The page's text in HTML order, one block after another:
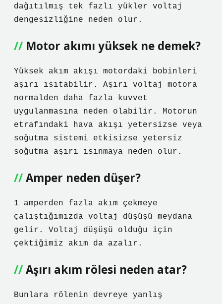
dağıtılmış tek fazlı yükler voltaj
dengesizliğine neden olur.
Motor akımı yüksek ne demek?
Yüksek akım akışı motordaki bobinleri
aşırı ısıtabilir. Aşırı voltaj motora
normalden daha fazla kuvvet
uygulanmasına neden olabilir. Motorun
etrafındaki hava akışı yetersizse veya
soğutma sistemi etkisizse yetersiz
soğutma aşırı ısınmaya neden olur.
Amper neden düşer?
1 amperden fazla akım çekmeye
çalıştığımızda voltaj düşüşü meydana
gelir. Voltaj düşüşü olduğu için
çektiğimiz akım da azalır.
Aşırı akım rölesi neden atar?
Bunlara rölenin devreye yanlış